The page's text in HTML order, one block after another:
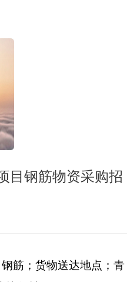
目钢筋物资采购招
钢筋 ；货物送达地点；青